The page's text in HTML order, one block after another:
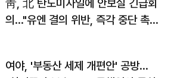
靑, 北 탄도미사일에 안보실 긴급회
의…"유엔 결의 위반, 즉각 중단 촉
여야, '부동산 세제 개편안' 공방…